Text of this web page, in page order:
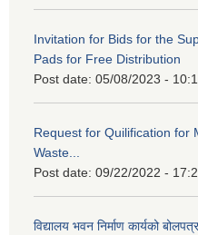
Invitation for Bids for the
Pads for Free Distribution
Post date: 05/08/2023 -
Request for Quilification for
Waste...
Post date: 09/22/2022 -
विद्यालय भवन निर्माण कार्यको